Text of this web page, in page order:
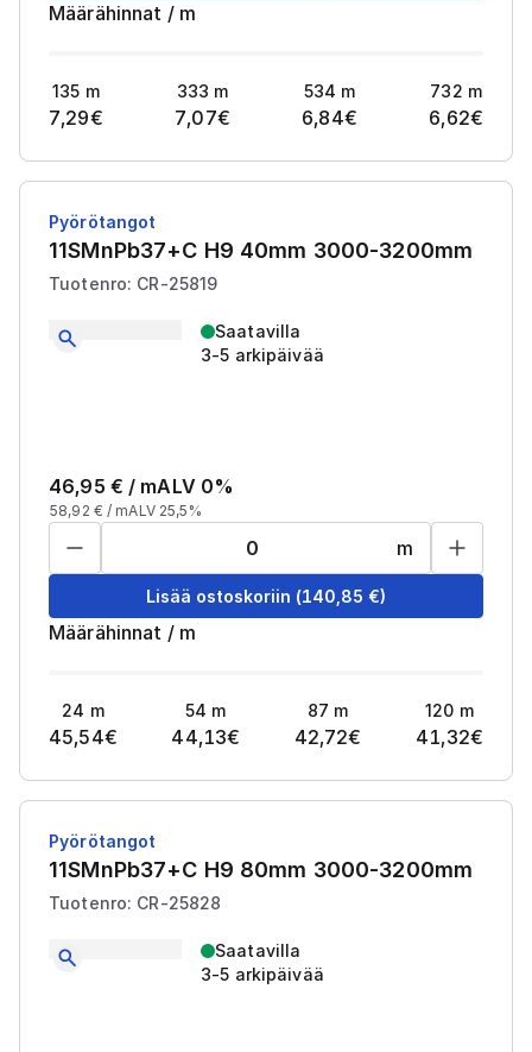
Määrähinnat / m
135 m
7,29€
333 m
7,07€
534 m
6,84€
732 m
6,62€
Pyörötangot
11SMnPb37+C H9 40mm 3000-3200mm
Tuotenro: CR-25819
Saatavilla
3-5 arkipäivää
46,95 € / mALV 0%
58,92 € / mALV 25,5%
m
Lisää ostoskoriin (140,85 €)
Määrähinnat / m
24 m
45,54€
54 m
44,13€
87 m
42,72€
120 m
41,32€
Pyörötangot
11SMnPb37+C H9 80mm 3000-3200mm
Tuotenro: CR-25828
Saatavilla
3-5 arkipäivää